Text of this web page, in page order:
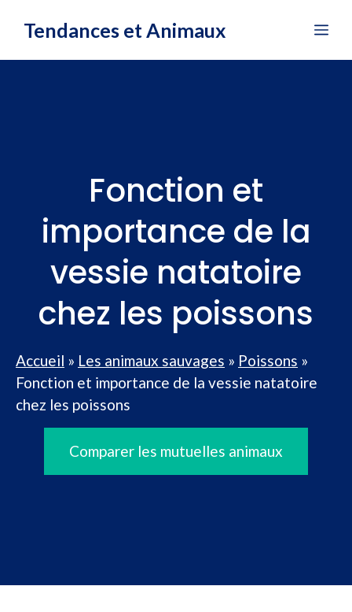
Tendances et Animaux
Fonction et
importance de la
vessie natatoire
chez les poissons
Accueil » Les animaux sauvages » Poissons »
Fonction et importance de la vessie natatoire
chez les poissons
Comparer les mutuelles animaux